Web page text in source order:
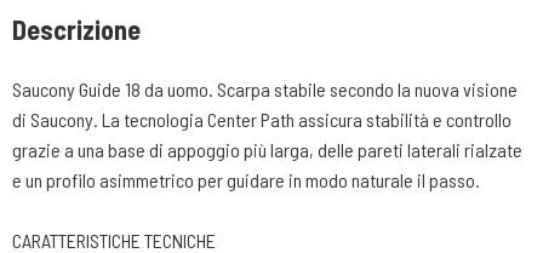
Descrizione
Saucony Guide 18 da uomo. Scarpa stabile secondo la nuova visione
di Saucony. La tecnologia Center Path assicura stabilità e controllo
grazie a una base di appoggio più larga, delle pareti laterali rialzate
e un profilo asimmetrico per guidare in modo naturale il passo.
CARATTERISTICHE TECNICHE